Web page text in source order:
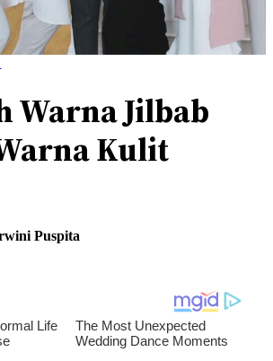
Warna Jilbab
Kulit
Puspita